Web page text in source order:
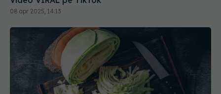
08 apr 2025, 14:13